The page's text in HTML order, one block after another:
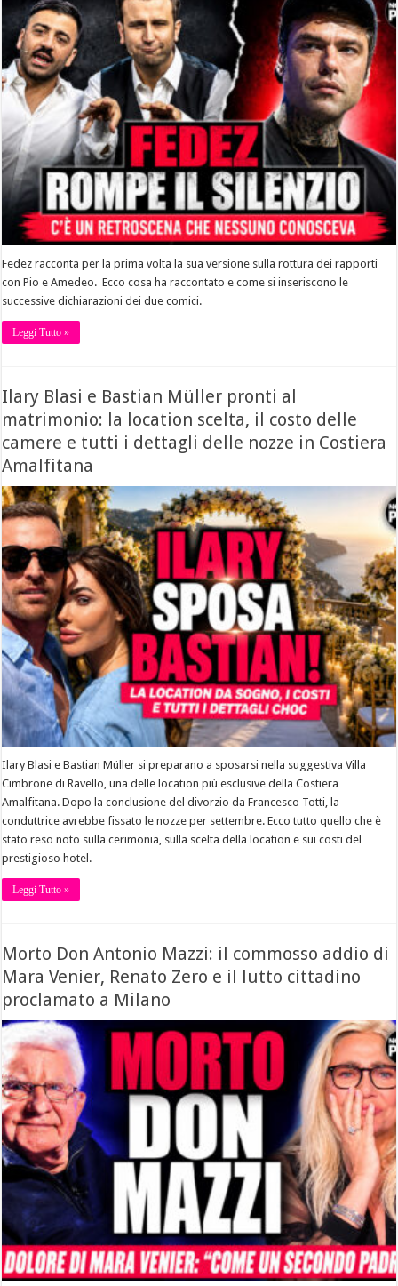
Fedez racconta per la prima volta la sua versione sulla rottura dei rapporti
con Pio e Amedeo. Ecco cosa ha raccontato e come si inseriscono le
successive dichiarazioni dei due comici.
Leggi Tutto »
Ilary Blasi e Bastian Müller pronti al
matrimonio: la location scelta, il costo delle
camere e tutti i dettagli delle nozze in Costiera
Amalfitana
Ilary Blasi e Bastian Müller si preparano a sposarsi nella suggestiva Villa
Cimbrone di Ravello, una delle location più esclusive della Costiera
Amalfitana. Dopo la conclusione del divorzio da Francesco Totti, la
conduttrice avrebbe fissato le nozze per settembre. Ecco tutto quello che è
stato reso noto sulla cerimonia, sulla scelta della location e sui costi del
prestigioso hotel.
Leggi Tutto »
Morto Don Antonio Mazzi: il commosso addio di
Mara Venier, Renato Zero e il lutto cittadino
proclamato a Milano